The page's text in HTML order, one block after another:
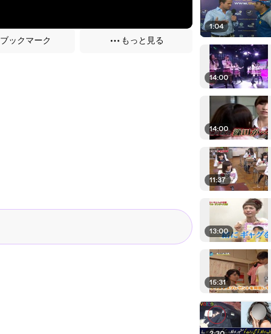
ブックマーク もっと見る
1:04
14:00
14:00
11:37
13:00
15:31